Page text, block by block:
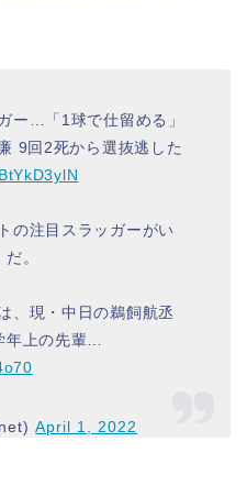
ー…「1球で仕留める」
9回2死から選抜逃した
の注目スラッガーがい
。
、現・中日の鵜飼航丞
年上の先輩…
April 1, 2022